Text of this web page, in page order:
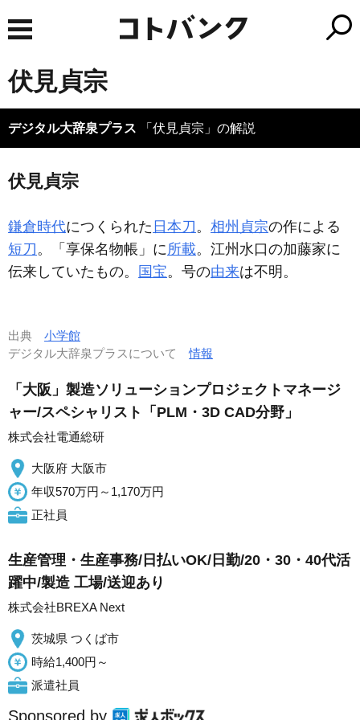
伏見貞宗
デジタル大辞泉プラス 「伏見貞宗」の解説
伏見貞宗
鎌倉時代につくられた 日本刀 。 相州貞宗の作による
短刀 。「享保名物帳」に所載。江州水口の加藤家に
伝来していたもの。
国宝。号の由来は不明。
出典 小学館
デジタル大辞泉プラスについて情報
「大阪」製造ソリューションプロジェクトマネージ
ャー/スペシャリスト「PLM・3D CAD分野」
株式会社電通総研
大阪府 大阪市
年収570万円～1,170万円
正社員
生産管理・生産事務/日払いOK/日勤/20・30・40代活
躍中/製造 工場/送迎あり
株式会社BREXA Next
茨城県 つくば市
時給1,400円～
派遣社員
Sponsored by